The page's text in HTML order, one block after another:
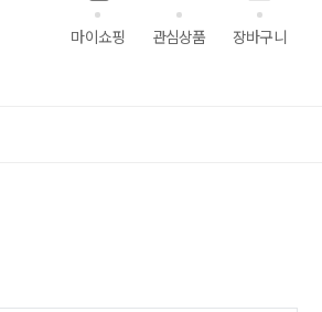
장바구니
관심상품
마이쇼핑